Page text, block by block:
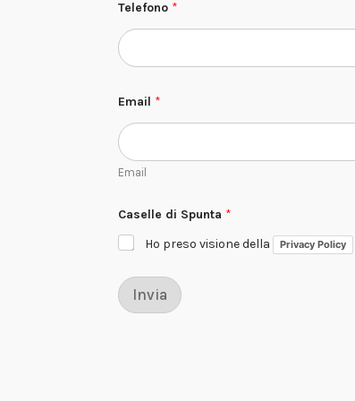
Telefono *
Email *
Email
Caselle di Spunta *
Ho preso visione della
Privacy Policy
Invia